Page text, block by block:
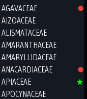
AGAVACEAE
AIZOACEAE
ALISMATACEAE
AMARANTHACEAE
AMARYLLIDACEAE
ANACARDIACEAE
APIACEAE
APOCYNACEAE